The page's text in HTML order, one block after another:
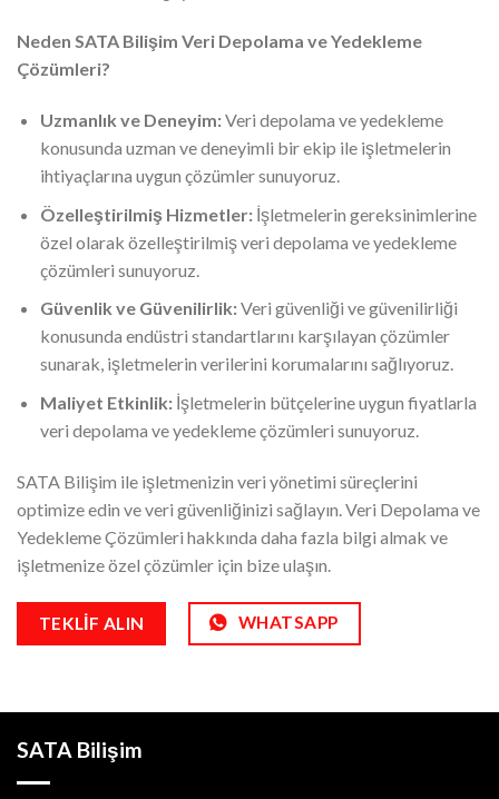
Neden SATA Bilişim Veri Depolama ve Yedekleme
Çözümleri?
Uzmanlık ve Deneyim:Veri depolama ve yedekleme
konusunda uzman ve deneyimli bir ekip ile işletmelerin
ihtiyaçlarına uygun çözümler sunuyoruz.
Özelleştirilmiş Hizmetler:İşletmelerin gereksinimlerine
özel olarak özelleştirilmiş veri depolama ve yedekleme
çözümleri sunuyoruz.
Güvenlik ve Güvenilirlik:Veri güvenliği ve güvenilirliği
konusunda endüstri standartlarını karşılayan çözümler
sunarak, işletmelerin verilerini korumalarını sağlıyoruz.
Maliyet Etkinlik:İşletmelerin bütçelerine uygun fiyatlarla
veri depolama ve yedekleme çözümleri sunuyoruz.
SATA Bilişim ile işletmenizin veri yönetimi süreçlerini
optimize edin ve veri güvenliğinizi sağlayın. Veri Depolama ve
Yedekleme Çözümleri hakkında daha fazla bilgi almak ve
işletmenize özel çözümler için bize ulaşın.
TEKLIF ALIN WHATSAPP
SATA Bilişim